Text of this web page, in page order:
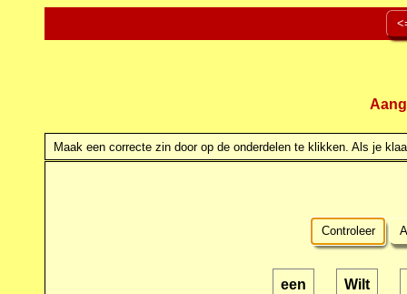
Maak een correcte zin door op de onderdelen te klikken. Als je
Controleer
een Wilt